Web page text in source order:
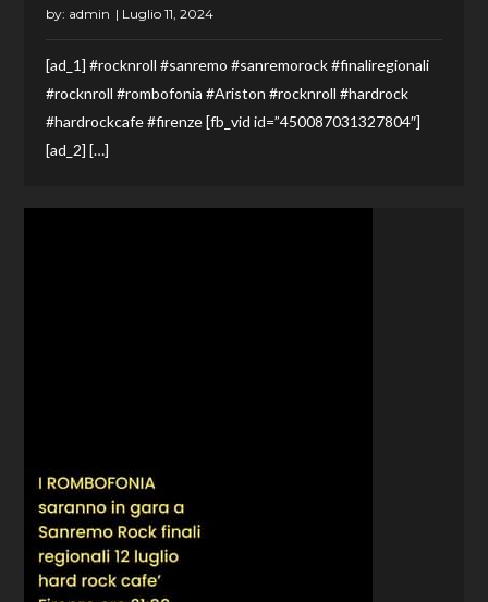
by: admin
[ad_1] #rocknroll #sanremo #sanremorock #finaliregionali
#rocknroll #rombofonia #Ariston #rocknroll #hardrock
#hardrockcafe #firenze [fb_vid id=”450087031327804″]
[ad_2] […]